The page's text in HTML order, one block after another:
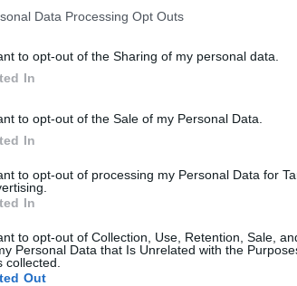
Data Processing Opt Outs
to opt-out of the Sharing of my personal data.
In
to opt-out of the Sale of my Personal Data.
In
to opt-out of processing my Personal Data for
In
to opt-out of Collection, Use, Retention, Sale,
Personal Data that Is Unrelated with the
collected.
Out